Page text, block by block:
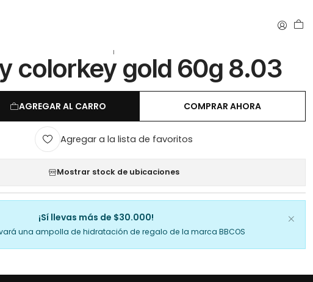
|
colorkey gold 60g 8.03
AGREGAR AL CARRO COMPRAR AHORA
Agregar a la lista de favoritos
Mostrar stock de ubicaciones
¡Sí llevas más de $30.000!
una ampolla de hidratación de regalo de la marca BBCOS